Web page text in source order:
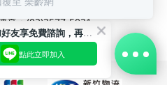
湖區陽光街381號3樓 電話：
真：(02)2577-5021
加好友享免費諮詢，再領50元現金折扣碼！
點此立即加入